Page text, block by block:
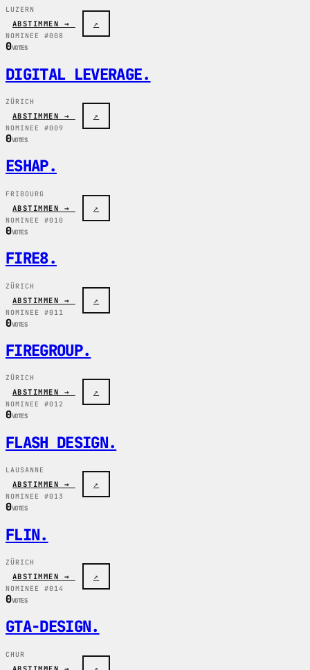
LUZERN
ABSTIMMEN → ↗
NOMINEE #008
0VOTES
DIGITAL LEVERAGE.
ZÜRICH
ABSTIMMEN → ↗
NOMINEE #009
0VOTES
ESHAP.
FRIBOURG
ABSTIMMEN → ↗
NOMINEE #010
0VOTES
FIRE8.
ZÜRICH
ABSTIMMEN → ↗
NOMINEE #011
0VOTES
FIREGROUP.
ZÜRICH
ABSTIMMEN → ↗
NOMINEE #012
0VOTES
FLASH DESIGN.
LAUSANNE
ABSTIMMEN → ↗
NOMINEE #013
0VOTES
FLIN.
ZÜRICH
ABSTIMMEN → ↗
NOMINEE #014
0VOTES
GTA-DESIGN.
CHUR